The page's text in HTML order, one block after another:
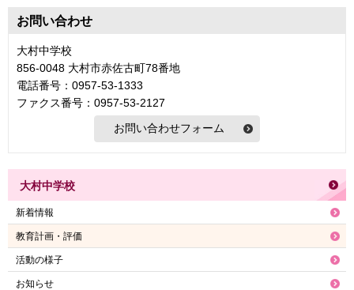
お問い合わせ
大村中学校
856-0048 大村市赤佐古町78番地
電話番号：0957-53-1333
ファクス番号：0957-53-2127
大村中学校
新着情報
教育計画・評価
活動の様子
お知らせ